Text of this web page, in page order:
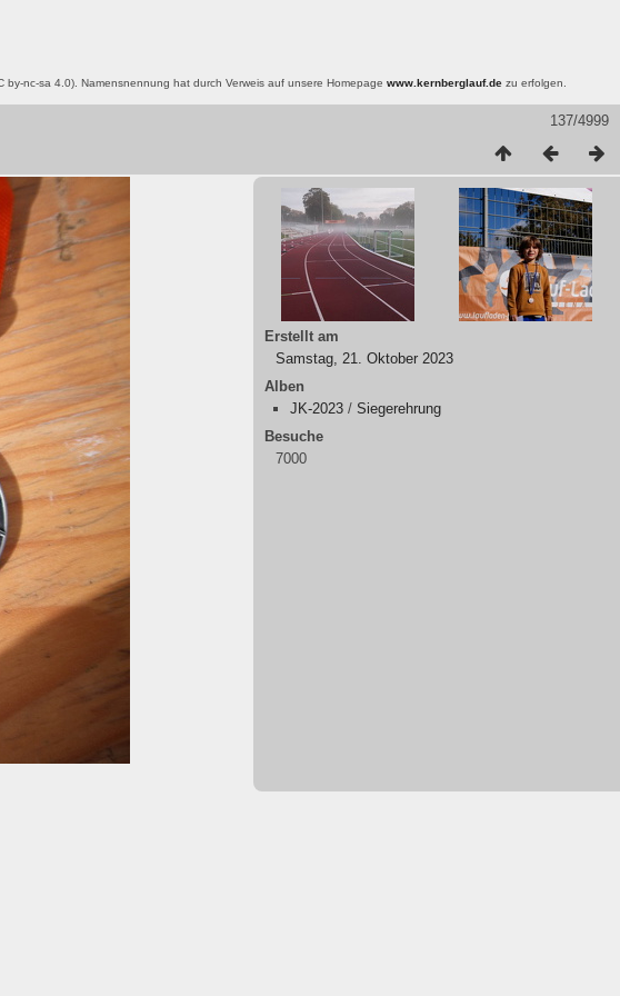
nc-sa 4.0). Namensnennung hat durch Verweis auf unsere Homepage www.kernberglauf.de zu erfolgen.
137/4999
Erstellt am
Samstag, 21. Oktober 2023
Alben
JK-2023 / Siegerehrung
Besuche
7000